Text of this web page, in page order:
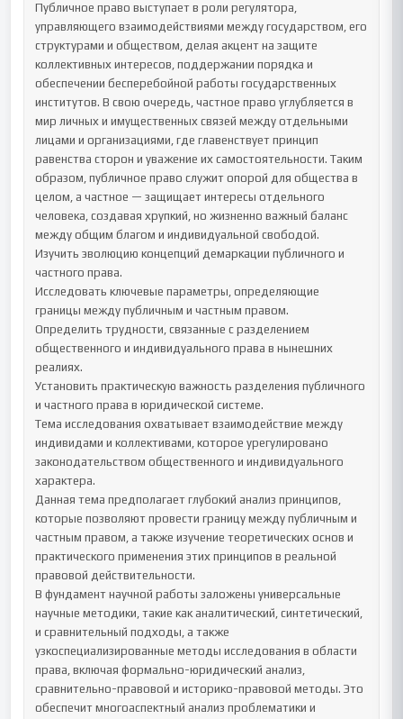
Публичное право выступает в роли регулятора,
управляющего взаимодействиями между государством, его
структурами и обществом, делая акцент на защите
коллективных интересов, поддержании порядка и
обеспечении бесперебойной работы государственных
институтов. В свою очередь, частное право углубляется в
мир личных и имущественных связей между отдельными
лицами и организациями, где главенствует принцип
равенства сторон и уважение их самостоятельности. Таким
образом, публичное право служит опорой для общества в
целом, а частное — защищает интересы отдельного
человека, создавая хрупкий, но жизненно важный баланс
между общим благом и индивидуальной свободой.
Изучить эволюцию концепций демаркации публичного и
частного права.
Исследовать ключевые параметры, определяющие
границы между публичным и частным правом.
Определить трудности, связанные с разделением
общественного и индивидуального права в нынешних
реалиях.
Установить практическую важность разделения публичного
и частного права в юридической системе.
Тема исследования охватывает взаимодействие между
индивидами и коллективами, которое урегулировано
законодательством общественного и индивидуального
характера.
Данная тема предполагает глубокий анализ принципов,
которые позволяют провести границу между публичным и
частным правом, а также изучение теоретических основ и
практического применения этих принципов в реальной
правовой действительности.
В фундамент научной работы заложены универсальные
научные методики, такие как аналитический, синтетический,
и сравнительный подходы, а также
узкоспециализированные методы исследования в области
права, включая формально-юридический анализ,
сравнительно-правовой и историко-правовой методы. Это
обеспечит многоаспектный анализ проблематики и